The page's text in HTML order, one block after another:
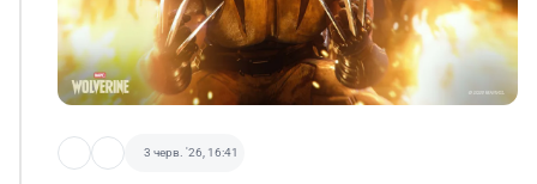
3 черв. '26, 16:41